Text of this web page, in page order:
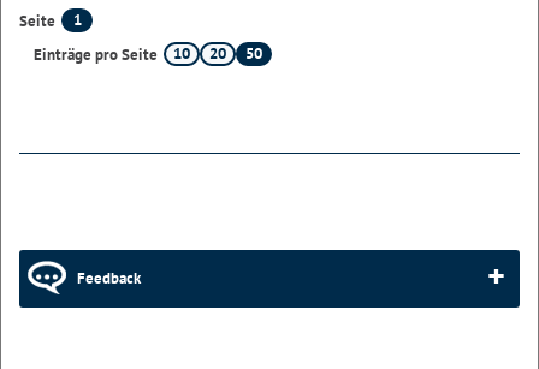
Seite
1
Einträge pro Seite
10 20 50
Feedback